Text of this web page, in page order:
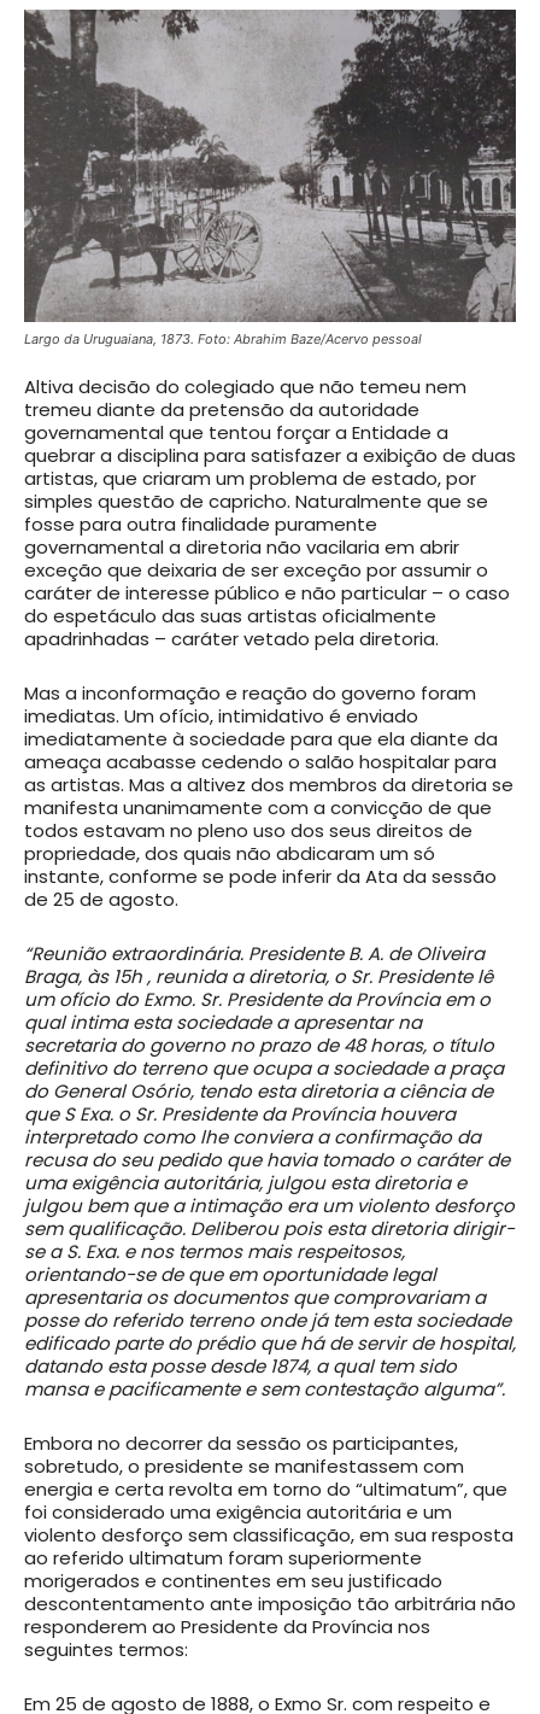
Largo da Uruguaiana, 1873. Foto: Abrahim Baze/Acervo pessoal
Altiva decisão do colegiado que não temeu nem
tremeu diante da pretensão da autoridade
governamental que tentou forçar a Entidade a
quebrar a disciplina para satisfazer a exibição de duas
artistas, que criaram um problema de estado, por
simples questão de capricho. Naturalmente que se
fosse para outra finalidade puramente
governamental a diretoria não vacilaria em abrir
exceção que deixaria de ser exceção por assumir o
caráter de interesse público e não particular – o caso
do espetáculo das suas artistas oficialmente
apadrinhadas – caráter vetado pela diretoria.
Mas a inconformação e reação do governo foram
imediatas. Um ofício, intimidativo é enviado
imediatamente à sociedade para que ela diante da
ameaça acabasse cedendo o salão hospitalar para
as artistas. Mas a altivez dos membros da diretoria se
manifesta unanimamente com a convicção de que
todos estavam no pleno uso dos seus direitos de
propriedade, dos quais não abdicaram um só
instante, conforme se pode inferir da Ata da sessão
de 25 de agosto.
“Reunião extraordinária. Presidente B. A. de Oliveira
Braga, às 15h , reunida a diretoria, o Sr. Presidente lê
um ofício do Exmo. Sr. Presidente da Província em o
qual intima esta sociedade a apresentar na
secretaria do governo no prazo de 48 horas, o título
definitivo do terreno que ocupa a sociedade a praça
do General Osório, tendo esta diretoria a ciência de
que S Exa. o Sr. Presidente da Província houvera
interpretado como lhe conviera a confirmação da
recusa do seu pedido que havia tomado o caráter de
uma exigência autoritária, julgou esta diretoria e
julgou bem que a intimação era um violento desforço
sem qualificação. Deliberou pois esta diretoria dirigir-
se a S. Exa. e nos termos mais respeitosos,
orientando-se de que em oportunidade legal
apresentaria os documentos que comprovariam a
posse do referido terreno onde já tem esta sociedade
edificado parte do prédio que há de servir de hospital,
datando esta posse desde 1874, a qual tem sido
mansa e pacificamente e sem contestação alguma”.
Embora no decorrer da sessão os participantes,
sobretudo, o presidente se manifestassem com
energia e certa revolta em torno do “ultimatum”, que
foi considerado uma exigência autoritária e um
violento desforço sem classificação, em sua resposta
ao referido ultimatum foram superiormente
morigerados e continentes em seu justificado
descontentamento ante imposição tão arbitrária não
responderem ao Presidente da Província nos
seguintes termos:
Em 25 de agosto de 1888, o Exmo Sr. com respeito e